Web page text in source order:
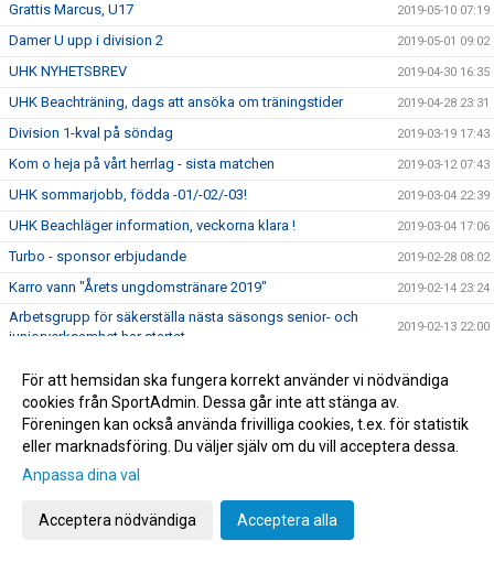
Grattis Marcus, U17 2019-05-10 07:19
Damer U upp i division 2 2019-05-01 09:02
UHK NYHETSBREV 2019-04-30 16:35
UHK Beachträning, dags att ansöka om träningstider 2019-04-28 23:31
Division 1-kval på söndag 2019-03-19 17:43
Kom o heja på vårt herrlag - sista matchen 2019-03-12 07:43
UHK sommarjobb, födda -01/-02/-03! 2019-03-04 22:39
UHK Beachläger information, veckorna klara ! 2019-03-04 17:06
Turbo - sponsor erbjudande 2019-02-28 08:02
Karro vann "Årets ungdomstränare 2019" 2019-02-14 23:24
Arbetsgrupp för säkerställa nästa säsongs senior- och
juniorverksamhet har startat
2019-02-13 22:00
Ny ordförande och styrelse för Uppsala HK
Kom o heja på vårt herr lag 2019-01-17 19:10
Kallelse till extrainsatt årsmöte 16 januari 2019
Matchställ, kolla att ni har rätt sponsortryck
Intersport - erbjudande 3 för 2 kläder & skor
För att hemsidan ska fungera korrekt använder vi nödvändiga
cookies från SportAdmin. Dessa går inte att stänga av.
Föreningen kan också använda frivilliga cookies, t.ex. för statistik
eller marknadsföring. Du väljer själv om du vill acceptera dessa.
Anpassa dina val
Acceptera nödvändiga Acceptera alla